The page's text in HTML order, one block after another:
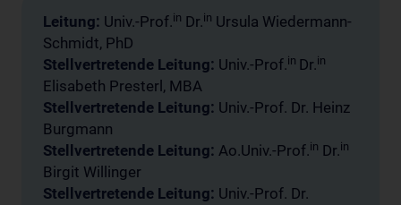
Leitung: Univ.-Prof.in Dr.in Ursula Wiedermann-
Schmidt, PhD
Stellvertretende Leitung: Univ.-Prof.in Dr.in
Elisabeth Presterl, MBA
Stellvertretende Leitung: Univ.-Prof. Dr. Heinz
Burgmann
Stellvertretende Leitung: Ao.Univ.-Prof.in Dr.in
Birgit Willinger
Stellvertretende Leitung: Univ.-Prof. Dr.